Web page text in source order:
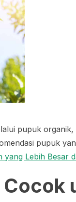
pupuk
pupuk
Lebih Besar